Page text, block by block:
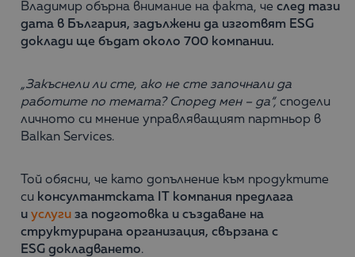
Владимир обърна внимание на факта, че след тази
дата в България, задължени да изготвят ESG
доклади ще бъдат около 700 компании.
„Закъснели ли сте, ако не сте започнали да
работите по темата? Според мен – да“, сподели
личното си мнение управляващият партньор в
Balkan Services.
Той обясни, че като допълнение към продуктите
си консултантската IT компания предлага
и услуги за подготовка и създаване на
структурирана организация, свързана с
ESG докладването.